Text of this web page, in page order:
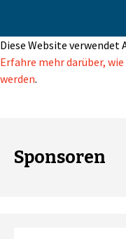
Diese Website verwendet
Erfahre mehr darüber,
werden.
Sponsoren